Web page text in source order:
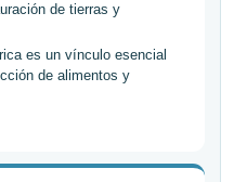
de tierras y
es un vínculo esencial
de alimentos y